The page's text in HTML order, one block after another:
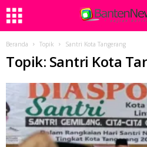
Beranda Topik Santri Kota Tangerang
Topik: Santri Kota